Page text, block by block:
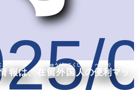
報
ょうほう
は、 在留外国人
ざいりゅうがいこくじん
の便利
べんり
マッ